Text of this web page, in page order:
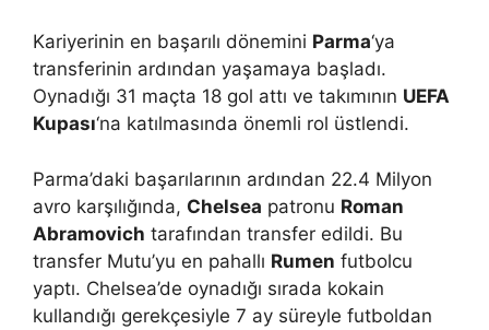
Kariyerinin en başarılı dönemini Parma‘ya
transferinin ardından yaşamaya başladı.
Oynadığı 31 maçta 18 gol attı ve takımının UEFA
Kupası‘na katılmasında önemli rol üstlendi.
Parma’daki başarılarının ardından 22.4 Milyon
avro karşılığında, Chelsea patronu Roman
Abramovich tarafından transfer edildi. Bu
transfer Mutu’yu en pahallı Rumen futbolcu
yaptı. Chelsea’de oynadığı sırada kokain
kullandığı gerekçesiyle 7 ay süreyle futboldan